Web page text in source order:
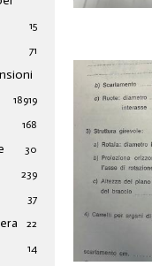
15
71
19
189
168
30
239
37
22
14